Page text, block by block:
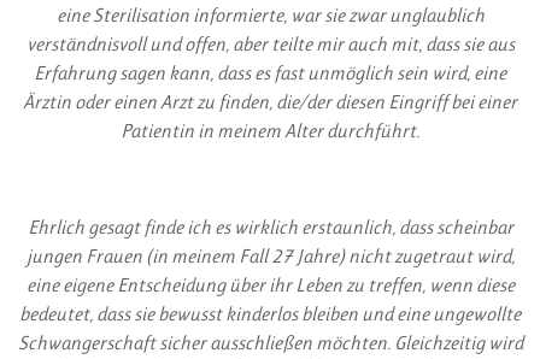
eine Sterilisation informierte, war sie zwar unglaublich
verständnisvoll und offen, aber teilte mir auch mit, dass sie aus
Erfahrung sagen kann, dass es fast unmöglich sein wird, eine
Ärztin oder einen Arzt zu finden, die/der diesen Eingriff bei einer
Patientin in meinem Alter durchführt.
Ehrlich gesagt finde ich es wirklich erstaunlich, dass scheinbar
jungen Frauen (in meinem Fall 27 Jahre) nicht zugetraut wird,
eine eigene Entscheidung über ihr Leben zu treffen, wenn diese
bedeutet, dass sie bewusst kinderlos bleiben und eine ungewollte
Schwangerschaft sicher ausschließen möchten. Gleichzeitig wird